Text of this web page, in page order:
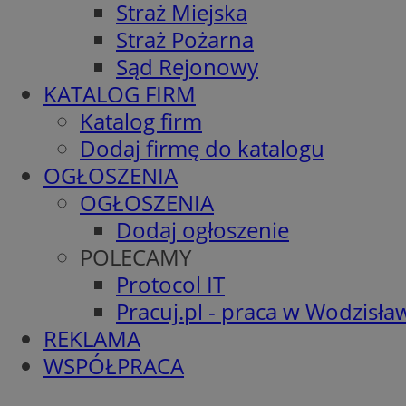
Straż Miejska
Straż Pożarna
Sąd Rejonowy
KATALOG FIRM
Katalog firm
Dodaj firmę do katalogu
OGŁOSZENIA
OGŁOSZENIA
Dodaj ogłoszenie
POLECAMY
Protocol IT
Pracuj.pl - praca w
REKLAMA
WSPÓŁPRACA